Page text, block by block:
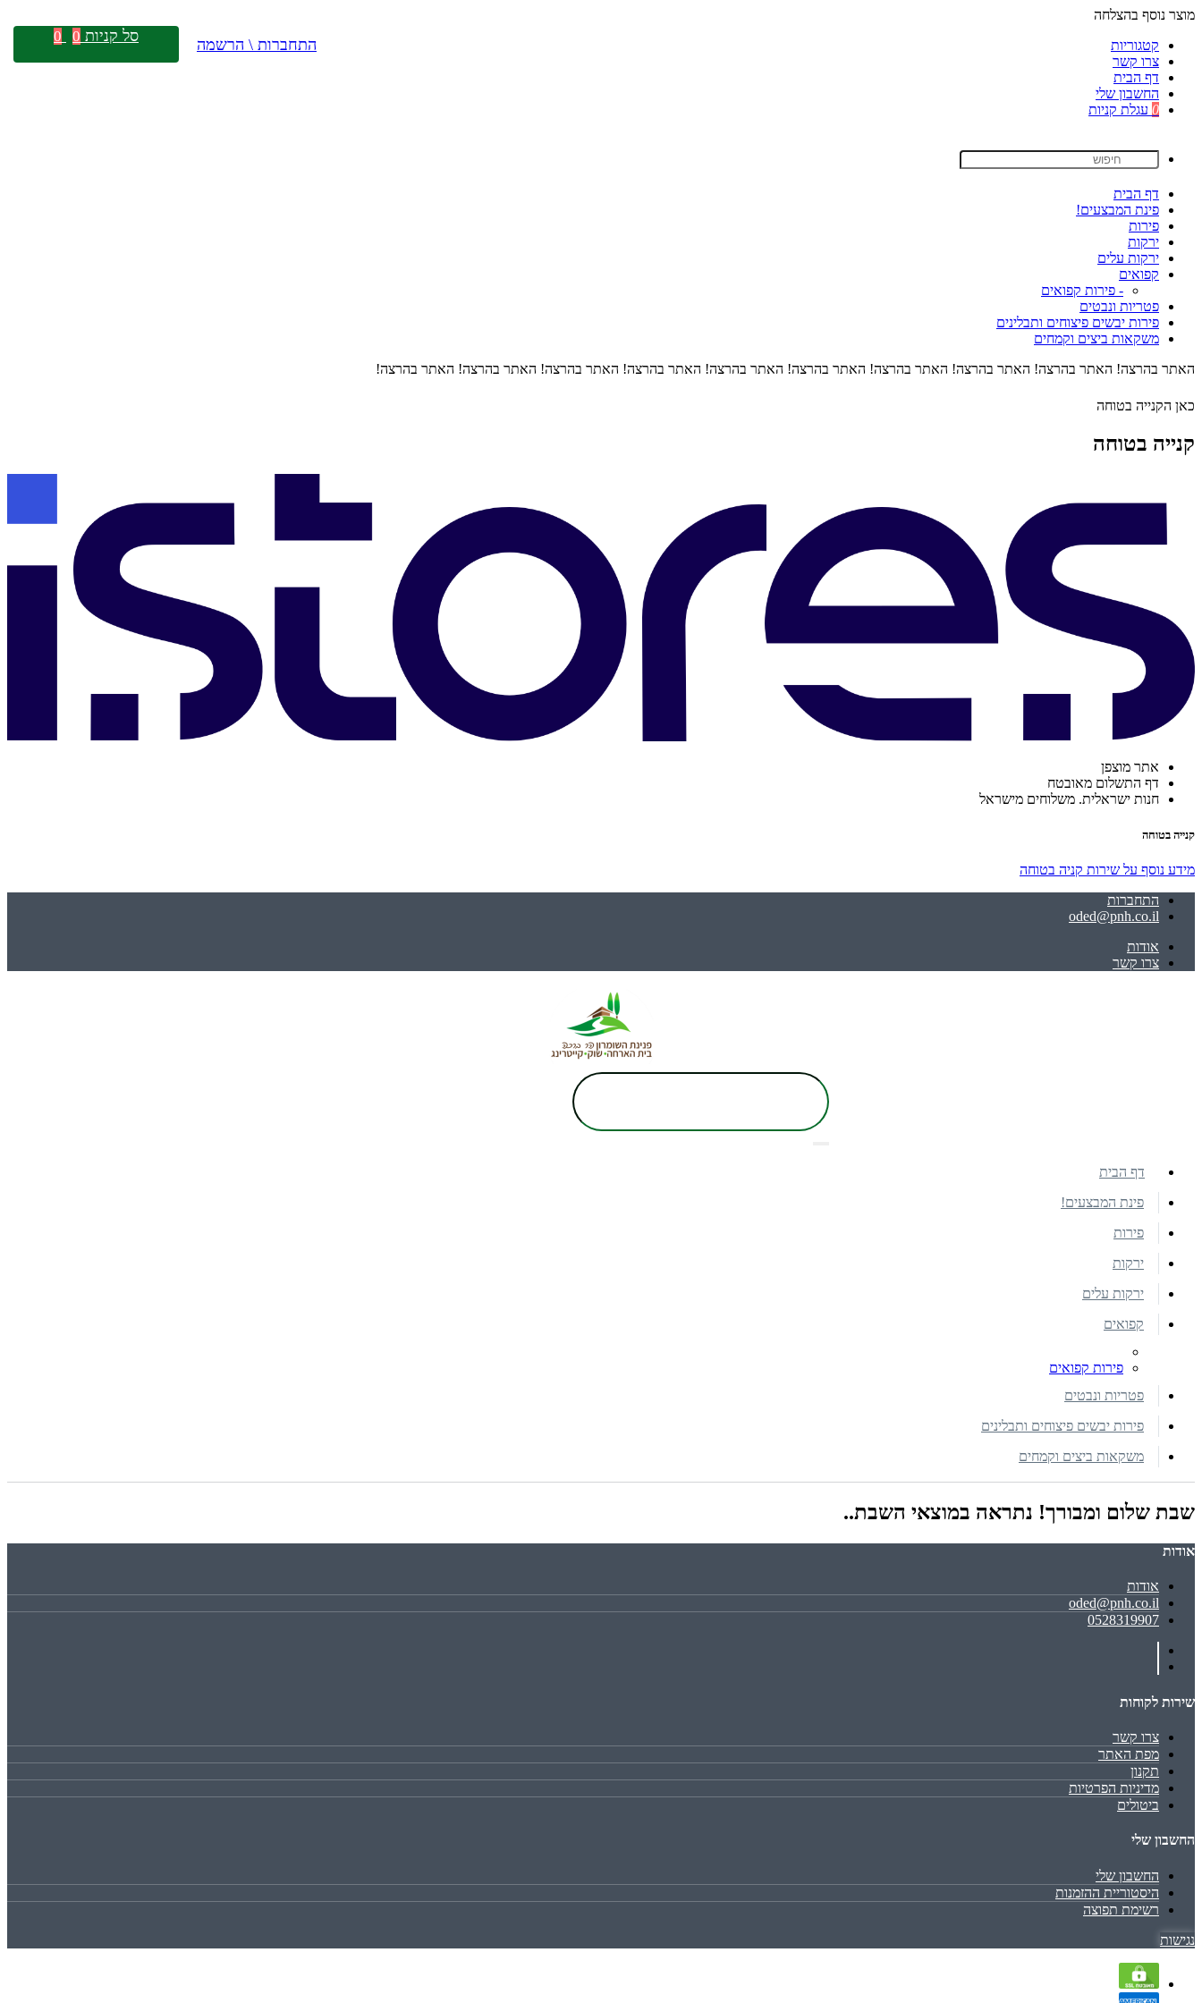
מוצר נוסף בהצלחה
קטגוריות
צרו קשר
דף הבית
החשבון שלי
0 עגלת קניות
דף הבית
פינת המבצעים!
פירות
ירקות
ירקות עלים
קפואים
- פירות קפואים
פטריות ונבטים
פירות יבשים פיצוחים ותבלינים
משקאות ביצים וקמחים
האתר בהרצה! האתר בהרצה! האתר בהרצה! האתר בהרצה! האתר בהרצה! האתר בהרצה! האתר בהרצה! האתר בהרצה! האתר בהרצה! האתר בהרצה!
כאן הקנייה בטוחה
קנייה בטוחה
אתר מוצפן
דף התשלום מאובטח
חנות ישראלית. משלוחים מישראל
קנייה בטוחה
מידע נוסף על שירות קניה בטוחה
התחברות
oded@pnh.co.il
אודות
צרו קשר
התחברות \ הרשמה סל קניות 0
0
דף הבית
פינת המבצעים!
פירות
ירקות
ירקות עלים
קפואים
פירות קפואים
פטריות ונבטים
פירות יבשים פיצוחים ותבלינים
משקאות ביצים וקמחים
שבת שלום ומבורך! נתראה במוצאי השבת..
אודות
אודות
oded@pnh.co.il
0528319907
שירות לקוחות
צרו קשר
מפת האתר
תקנון
מדיניות הפרטיות
ביטולים
החשבון שלי
החשבון שלי
היסטוריית ההזמנות
רשימת תפוצה
נגישות